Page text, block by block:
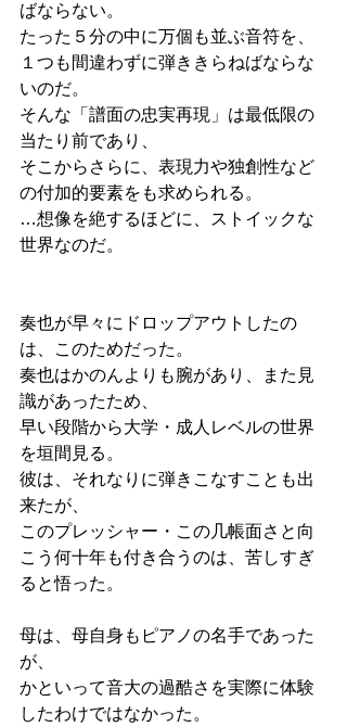
ばならない。
たった５分の中に万個も並ぶ音符を、
１つも間違わずに弾ききらねばならな
いのだ。
そんな「譜面の忠実再現」は最低限の
当たり前であり、
そこからさらに、表現力や独創性など
の付加的要素をも求められる。
…想像を絶するほどに、ストイックな
世界なのだ。
奏也が早々にドロップアウトしたの
は、このためだった。
奏也はかのんよりも腕があり、また見
識があったため、
早い段階から大学・成人レベルの世界
を垣間見る。
彼は、それなりに弾きこなすことも出
来たが、
このプレッシャー・この几帳面さと向
こう何十年も付き合うのは、苦しすぎ
ると悟った。
母は、母自身もピアノの名手であった
が、
かといって音大の過酷さを実際に体験
したわけではなかった。